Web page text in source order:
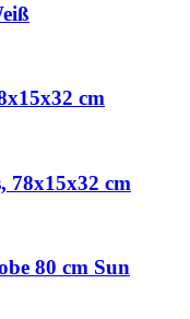
cm
78x15x32 cm
80 cm Sun